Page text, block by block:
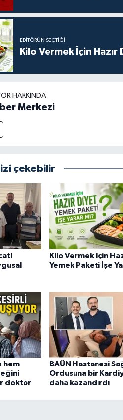
EDITÖRÜN SEÇTIĞI
Kilo Vermek İçin Hazır
HAKKINDA
Merkezi
çekebilir
Kilo Vermek İçin
Yemek Paketi İşe
hem
doktor
BAÜN Hastanesi
Ordusuna bir
daha kazandırdı